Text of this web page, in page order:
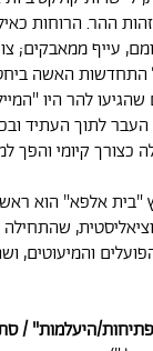
ההר. הרוחות
עייף ממאבקים;
התחדשות האשה
להר היו
לתוך העתיד
כצורך קיומי והפך
"בית אלפא" הוא
והמיעוטים,
היעלמות" / סתיו